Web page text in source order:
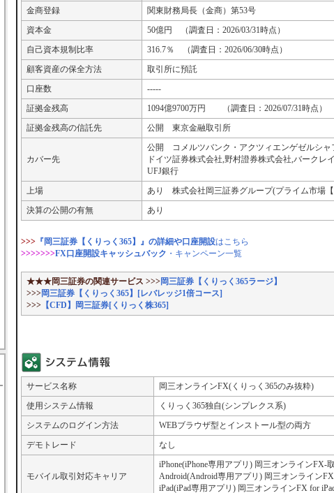
金商登録
関東財務局長（金商）第53号
資本金
50億円 （調査日：2026/03/31時点）
自己資本規制比率
316.7％ （調査日：2026/06/30時点）
顧客資産の保全方法
取引所に預託
口座数
-----
証拠金残高
1094億9700万円 （調査日：2026/07/31時点）
証拠金残高の信託先
公開 東京金融取引所
カバー先
公開 コメルツバンク・アクツィエンゲゼルシャ
ドイツ証券株式会社,野村證券株式会社,バークレ
UFJ銀行
上場
あり 株式会社岡三証券グループ(プライム市場【
決算の公開の有無
あり
>>>『岡三証券【くりっく365】』の詳細や口座開設はこちら
>>>>>>>FX口座開設キャッシュバック ・キャンペーン一覧
★★★岡三証券の関連サービス >>>岡三証券【くりっく365ラージ】
>>>岡三証券【くりっく365】[レバレッジ1倍コース]
>>>【CFD】岡三証券[くりっく株365]
サービス名称
岡三オンラインFX(くりっく365のみ抜粋)
使用システム情報
くりっく365独自(シンプレクス系)
システムのログイン方法
WEBブラウザ型とインストール型の両方
デモトレード
なし
モバイル取引対応キャリア
iPhone(iPhone専用アプリ) 岡三オンラインFX‐
Android(Android専用アプリ) 岡三オンライン
iPad(iPad専用アプリ) 岡三オンラインFX for